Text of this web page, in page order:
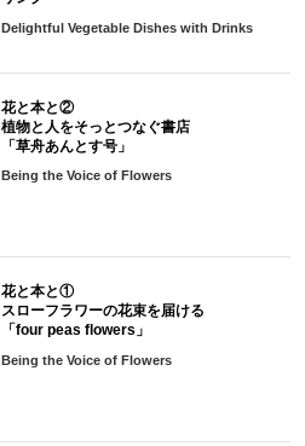
Delightful Vegetable Dishes with Drinks
花と本と②
植物と人をそっとつなぐ書店
「草舟あんとす号」
Being the Voice of Flowers
花と本と①
スローフラワーの花束を届ける
「four peas flowers」
Being the Voice of Flowers